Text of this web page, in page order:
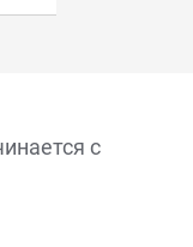
с